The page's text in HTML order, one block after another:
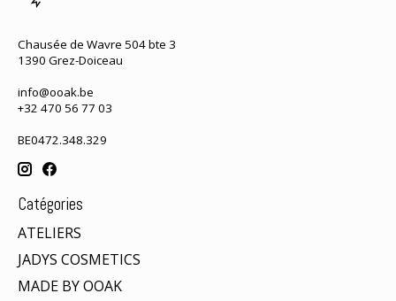
Chausée de Wavre 504 bte 3
1390 Grez-Doiceau
info@ooak.be
+32 470 56 77 03
BE0472.348.329
Catégories
ATELIERS
JADYS COSMETICS
MADE BY OOAK